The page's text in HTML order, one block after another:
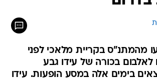
מהמתנ"ס בקריית מלאכי לפני
לאלבום בכורה של עידו גבע
בימים אלה במסע הופעות. עידו